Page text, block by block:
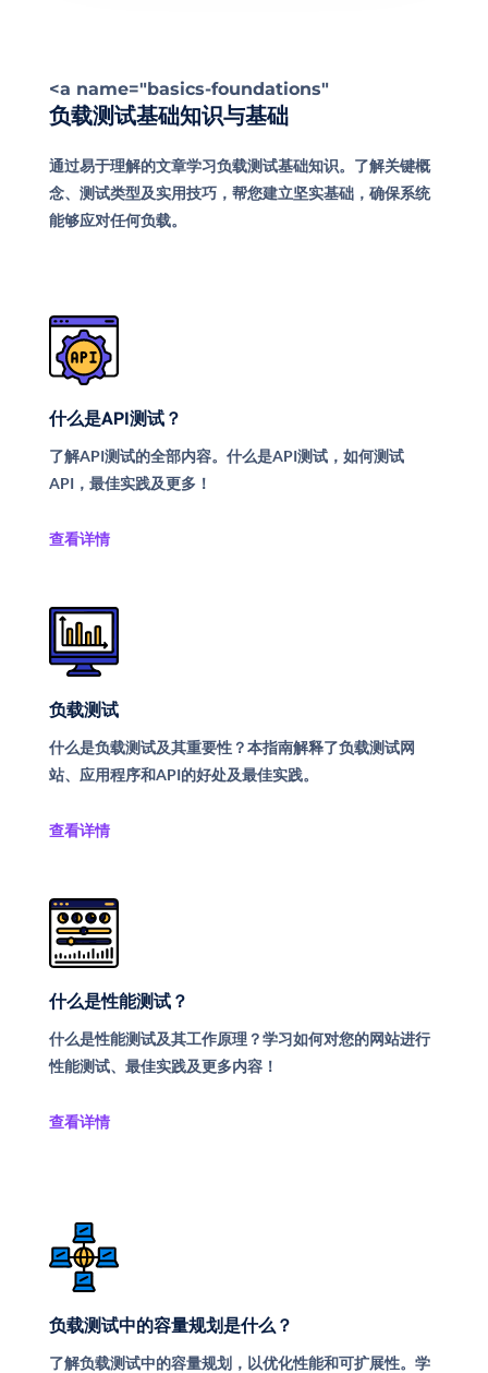
<a name="basics-foundations"
负载测试基础知识与基础
通过易于理解的文章学习负载测试基础知识。了解关键概
念、测试类型及实用技巧，帮您建立坚实基础，确保系统
能够应对任何负载。
什么是API测试？
了解API测试的全部内容。什么是API测试，如何测试
API，最佳实践及更多！
查看详情
负载测试
什么是负载测试及其重要性？本指南解释了负载测试网
站、应用程序和API的好处及最佳实践。
查看详情
什么是性能测试？
什么是性能测试及其工作原理？学习如何对您的网站进行
性能测试、最佳实践及更多内容！
查看详情
负载测试中的容量规划是什么？
了解负载测试中的容量规划，以优化性能和可扩展性。学